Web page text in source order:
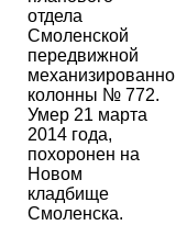
отдела
Смоленской
передвижной
колонны № 772.
Умер 21 марта
2014 года,
похоронен на
Новом
кладбище
Смоленска.